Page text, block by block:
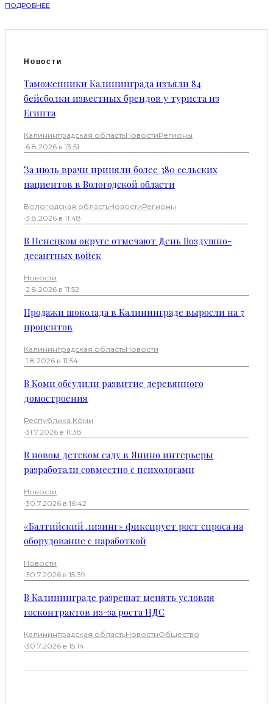
ПОДРОБНЕЕ
Новости
Таможенники Калининграда изъяли 84
бейсболки известных брендов у туриста из
Египта
Калининградская областьНовостиРегионы
·6.8.2026 в 13:51
За июль врачи приняли более 380 сельских
пациентов в Вологодской области
Вологодская областьНовостиРегионы
·3.8.2026 в 11:48
В Ненецком округе отмечают День Воздушно-
десантных войск
Новости
·2.8.2026 в 11:52
Продажи шоколада в Калининграде выросли на 7
процентов
Калининградская областьНовости
·1.8.2026 в 11:54
В Коми обсудили развитие деревянного
домостроения
Республика Коми
·31.7.2026 в 11:38
В новом детском саду в Янино интерьеры
разработали совместно с психологами
Новости
·30.7.2026 в 16:42
«Балтийский лизинг» фиксирует рост спроса на
оборудование с наработкой
Новости
·30.7.2026 в 15:39
В Калининграде разрешат менять условия
госконтрактов из-за роста НДС
Калининградская областьНовостиОбщество
·30.7.2026 в 15:14